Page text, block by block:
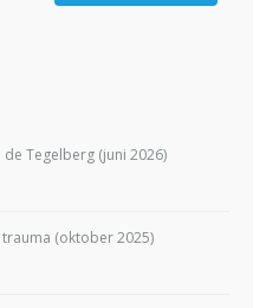
Tegelberg (juni 2026)
(oktober 2025)